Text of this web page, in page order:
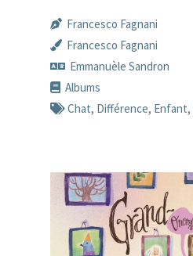
Francesco Fagnani
Francesco Fagnani
Emmanuèle Sandron
Albums
Chat, Différence, Enfant,